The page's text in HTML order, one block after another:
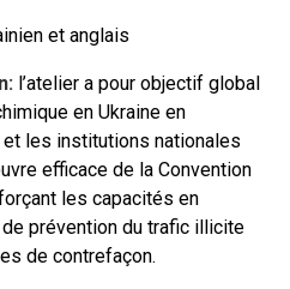
et anglais
l’atelier a pour objectif global
en Ukraine en
les institutions nationales
efficace de la Convention
les capacités en
prévention du trafic illicite
de contrefaçon.